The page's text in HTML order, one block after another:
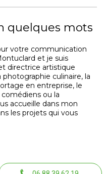
quelques mots
votre communication
et je suis
directrice artistique
photographie culinaire, la
en entreprise, le
ou la
accueille dans mon
les projets qui vous